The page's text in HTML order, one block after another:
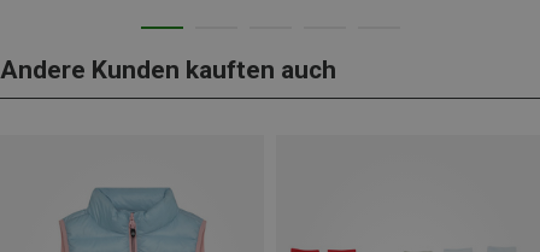
Andere Kunden kauften auch